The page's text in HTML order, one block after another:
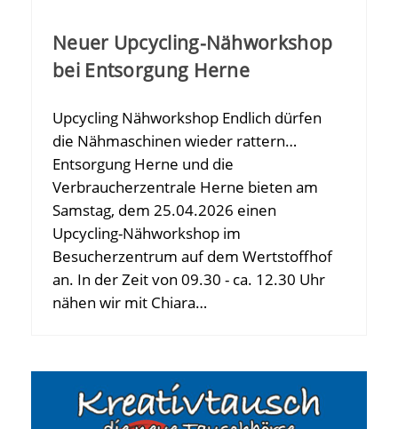
Neuer Upcycling-Nähworkshop
bei Entsorgung Herne
Upcycling Nähworkshop Endlich dürfen
die Nähmaschinen wieder rattern…
Entsorgung Herne und die
Verbraucherzentrale Herne bieten am
Samstag, dem 25.04.2026 einen
Upcycling-Nähworkshop im
Besucherzentrum auf dem Wertstoffhof
an. In der Zeit von 09.30 - ca. 12.30 Uhr
nähen wir mit Chiara…